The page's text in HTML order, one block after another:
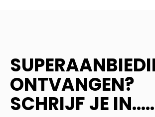
ONTVANGEN?
SCHRIJF JE IN.....